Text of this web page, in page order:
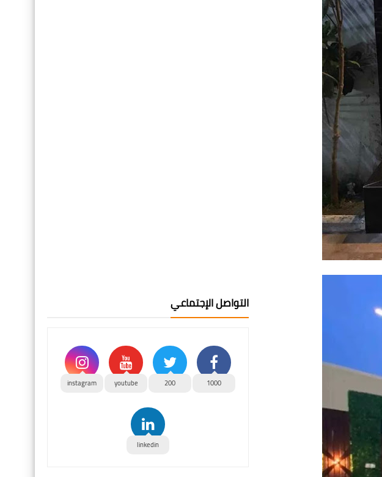
التواصل الإجتماعي
1000
200
youtube
instagram
linkedin